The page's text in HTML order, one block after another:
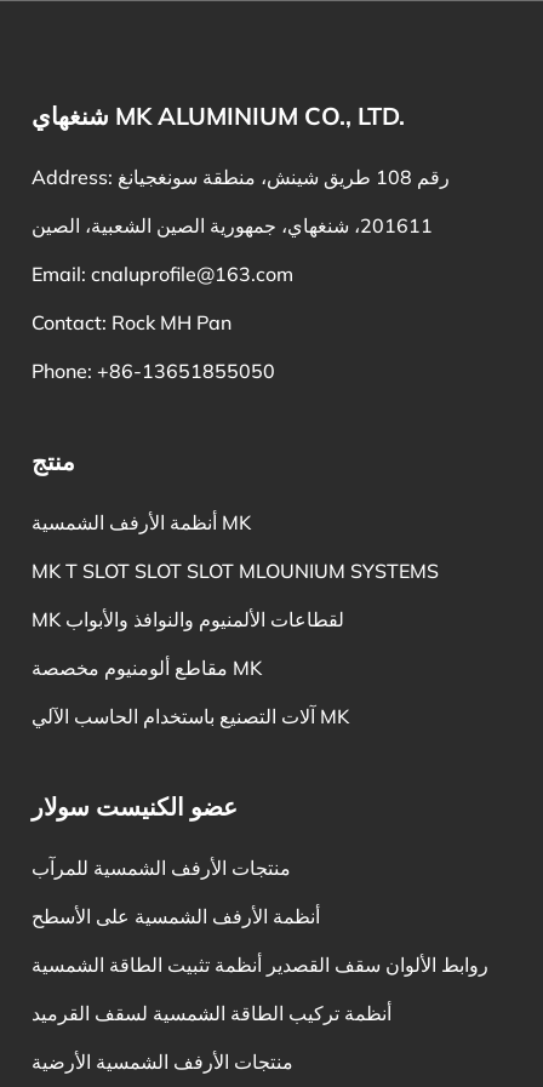
شنغهاي MK ALUMINIUM CO., LTD.
Address: رقم 108 طريق شينش، منطقة سونغجيانغ
201611، شنغهاي، جمهورية الصين الشعبية، الصين
Email:cnaluprofile@163.com
Contact: Rock MH Pan
Phone: +86-13651855050
منتج
أنظمة الأرفف الشمسية MK
MK T SLOT SLOT SLOT MLOUNIUM SYSTEMS
MK لقطاعات الألمنيوم والنوافذ والأبواب
مقاطع ألومنيوم مخصصة MK
آلات التصنيع باستخدام الحاسب الآلي MK
عضو الكنيست سولار
منتجات الأرفف الشمسية للمرآب
أنظمة الأرفف الشمسية على الأسطح
روابط الألوان سقف القصدير أنظمة تثبيت الطاقة الشمسية
أنظمة تركيب الطاقة الشمسية لسقف القرميد
منتجات الأرفف الشمسية الأرضية